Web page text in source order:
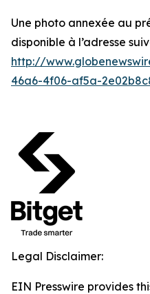
Une photo annexée au
disponible à l’adresse
http://
46a6-4f06-af5a-
Legal Disclaimer:
EIN Presswire provides